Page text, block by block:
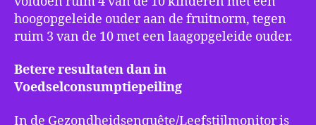
hoogopgeleide ouder aan de fruitnorm, tegen
ruim 3 van de 10 met een laagopgeleide ouder.
Betere resultaten dan in
Voedselconsumptiepeiling
In de Gezondheidsenquête/Leefstijlmonitor is